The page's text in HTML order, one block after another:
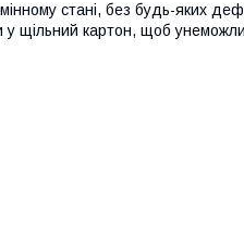
стані, без будь-яких
щільний картон, щоб